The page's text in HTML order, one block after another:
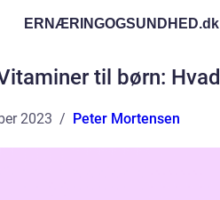
ERNÆRINGOGSUNDHED.dk
til børn:
2023 Peter Mortensen